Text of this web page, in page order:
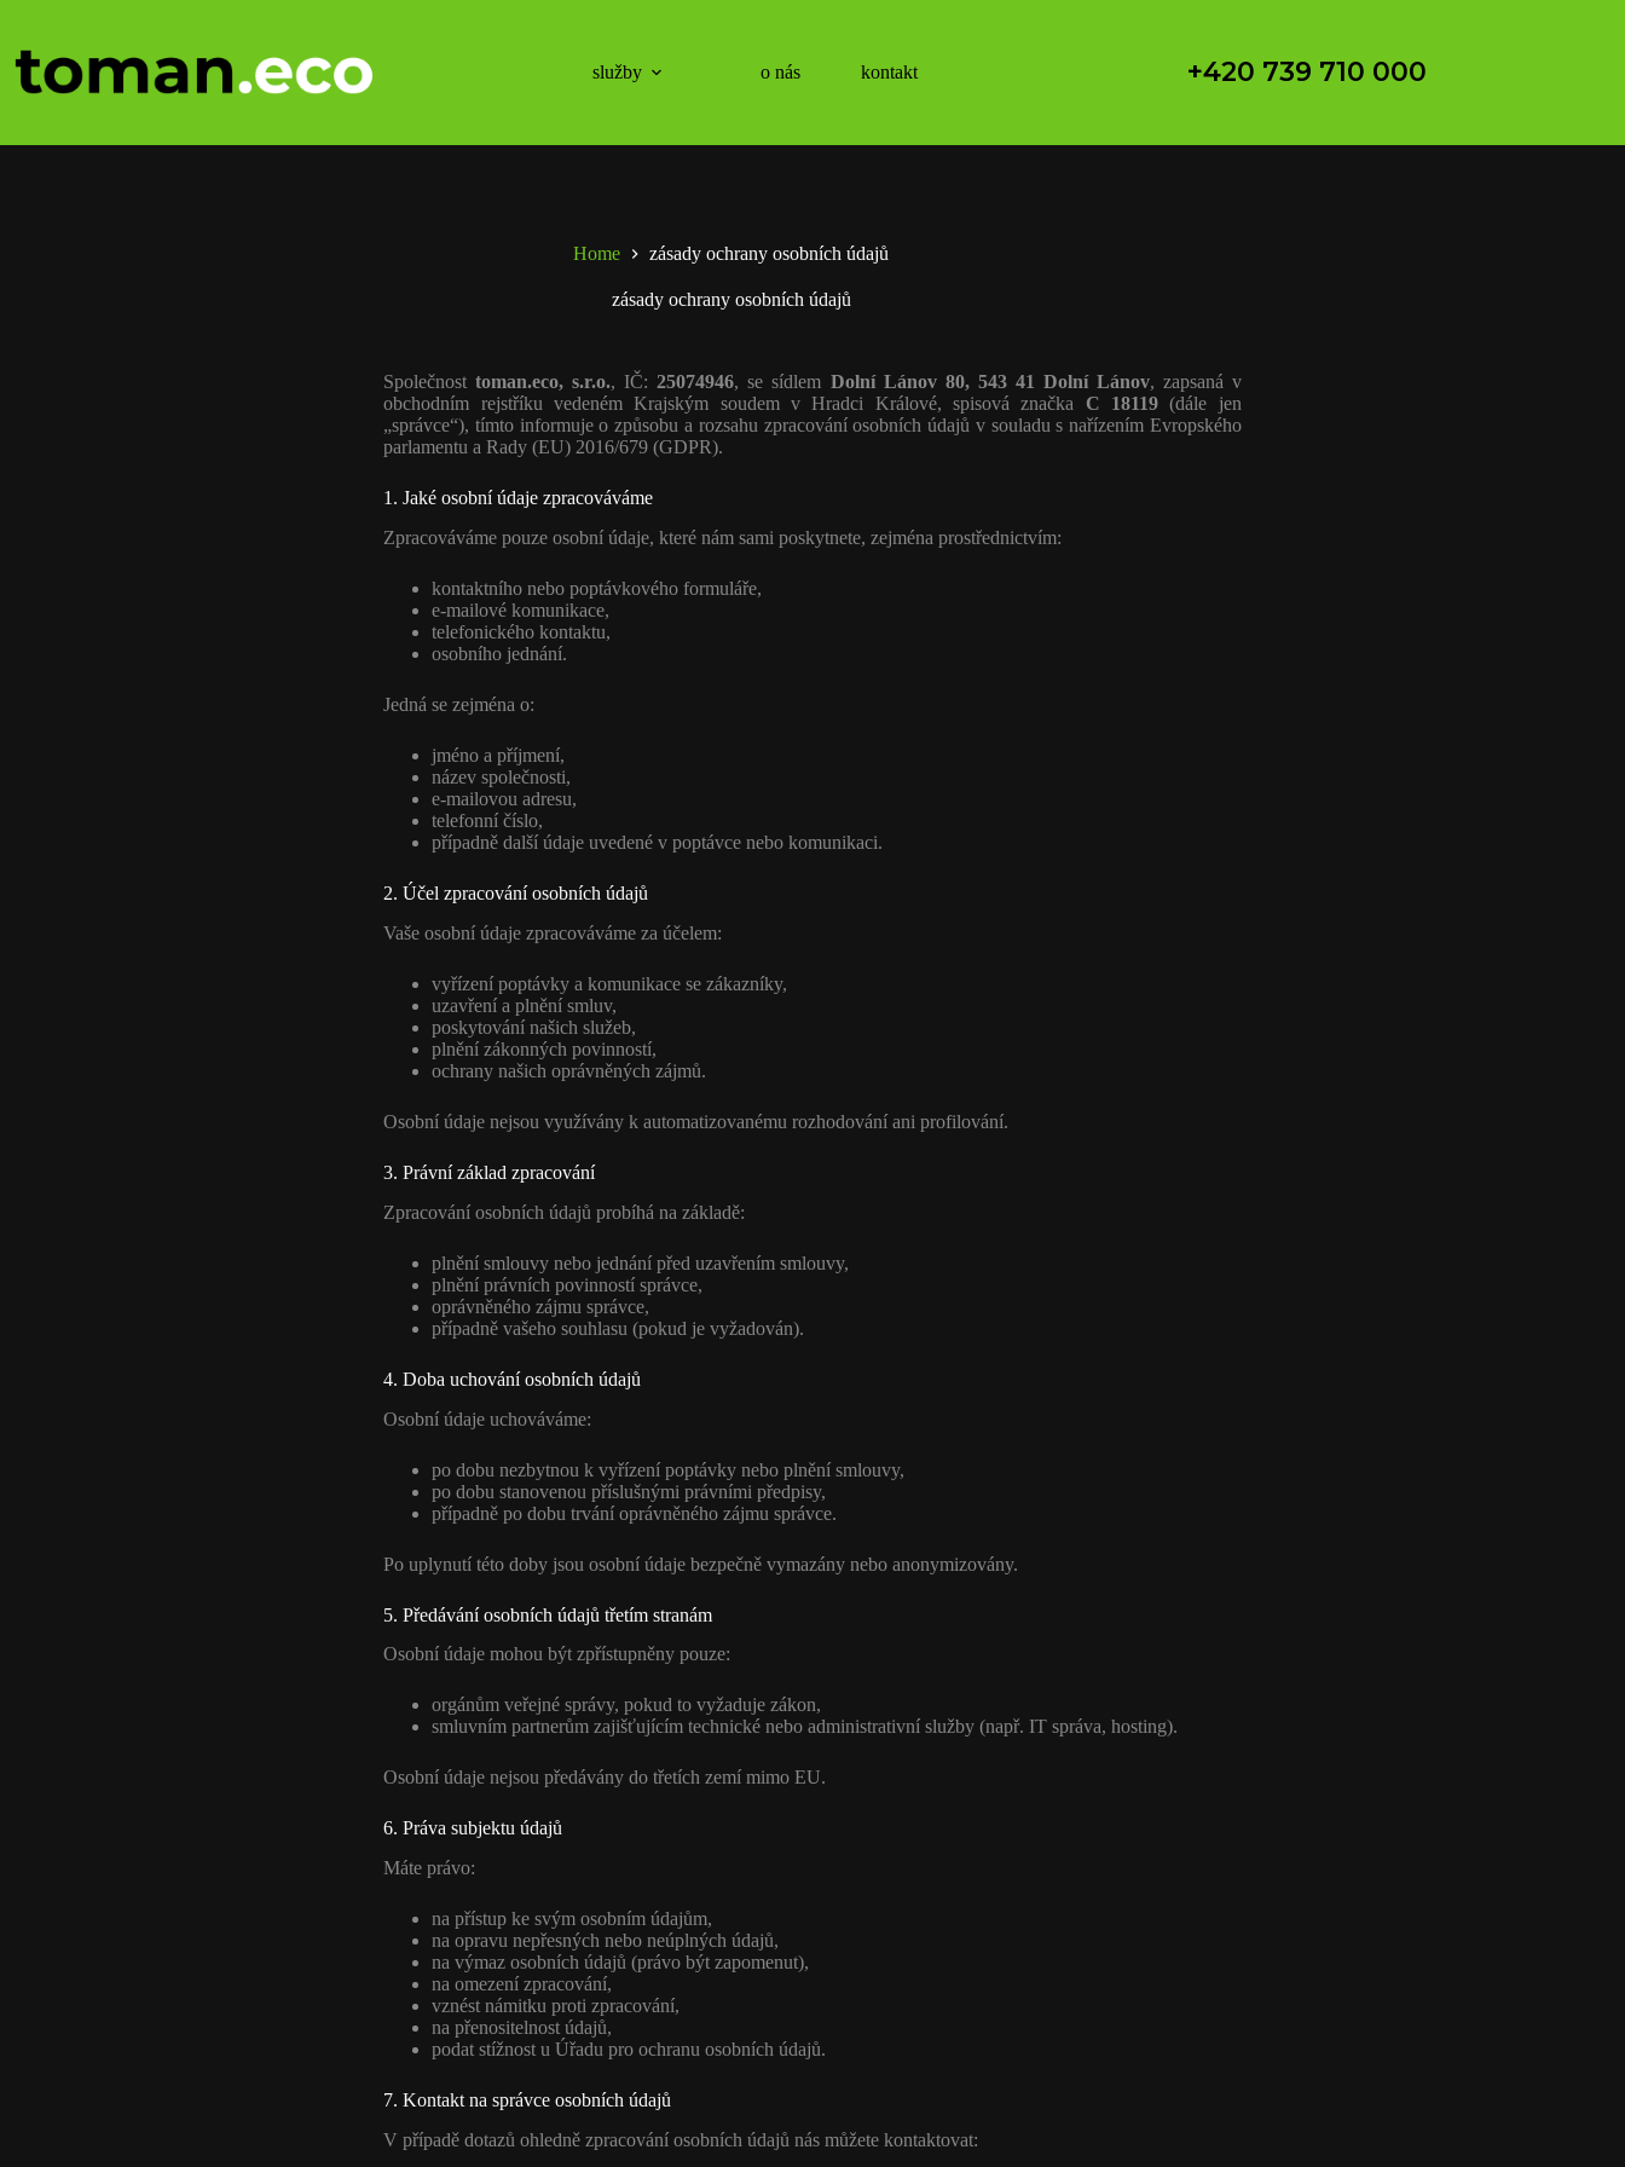
služby o nás kontakt +420 739 710 000
Home zásady ochrany osobních údajů
zásady ochrany osobních údajů
Společnosttoman.eco, s.r.o., IČ:25074946, se sídlem Dolní Lánov 80, 543 41 Dolní Lánov, zapsaná v
obchodním rejstříku vedeném Krajským soudem v Hradci Králové, spisová značka C 18119 (dále jen
„správce“), tímto informuje o způsobu a rozsahu zpracování osobních údajů v souladu s nařízením Evropského
parlamentu a Rady (EU) 2016/679 (GDPR).
1. Jaké osobní údaje zpracováváme
Zpracováváme pouze osobní údaje, které nám sami poskytnete, zejména prostřednictvím:
kontaktního nebo poptávkového formuláře,
e-mailové komunikace,
telefonického kontaktu,
osobního jednání.
Jedná se zejména o:
jméno a příjmení,
název společnosti,
e-mailovou adresu,
telefonní číslo,
případně další údaje uvedené v poptávce nebo komunikaci.
2. Účel zpracování osobních údajů
Vaše osobní údaje zpracováváme za účelem:
vyřízení poptávky a komunikace se zákazníky,
uzavření a plnění smluv,
poskytování našich služeb,
plnění zákonných povinností,
ochrany našich oprávněných zájmů.
Osobní údaje nejsou využívány k automatizovanému rozhodování ani profilování.
3. Právní základ zpracování
Zpracování osobních údajů probíhá na základě:
plnění smlouvy nebo jednání před uzavřením smlouvy,
plnění právních povinností správce,
oprávněného zájmu správce,
případně vašeho souhlasu (pokud je vyžadován).
4. Doba uchování osobních údajů
Osobní údaje uchováváme:
po dobu nezbytnou k vyřízení poptávky nebo plnění smlouvy,
po dobu stanovenou příslušnými právními předpisy,
případně po dobu trvání oprávněného zájmu správce.
Po uplynutí této doby jsou osobní údaje bezpečně vymazány nebo anonymizovány.
5. Předávání osobních údajů třetím stranám
Osobní údaje mohou být zpřístupněny pouze:
orgánům veřejné správy, pokud to vyžaduje zákon,
smluvním partnerům zajišťujícím technické nebo administrativní služby (např. IT správa, hosting).
Osobní údaje nejsou předávány do třetích zemí mimo EU.
6. Práva subjektu údajů
Máte právo:
na přístup ke svým osobním údajům,
na opravu nepřesných nebo neúplných údajů,
na výmaz osobních údajů (právo být zapomenut),
na omezení zpracování,
vznést námitku proti zpracování,
na přenositelnost údajů,
podat stížnost u Úřadu pro ochranu osobních údajů.
7. Kontakt na správce osobních údajů
V případě dotazů ohledně zpracování osobních údajů nás můžete kontaktovat: